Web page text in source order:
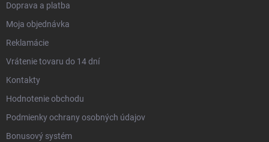
Doprava a platba
Moja objednávka
Reklamácie
Vrátenie tovaru do 14 dní
Kontakty
Hodnotenie obchodu
Podmienky ochrany osobných údajov
Bonusový systém